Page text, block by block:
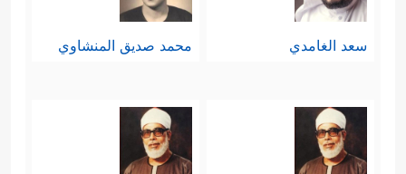
سعد الغامدي محمد صديق المنشاوي